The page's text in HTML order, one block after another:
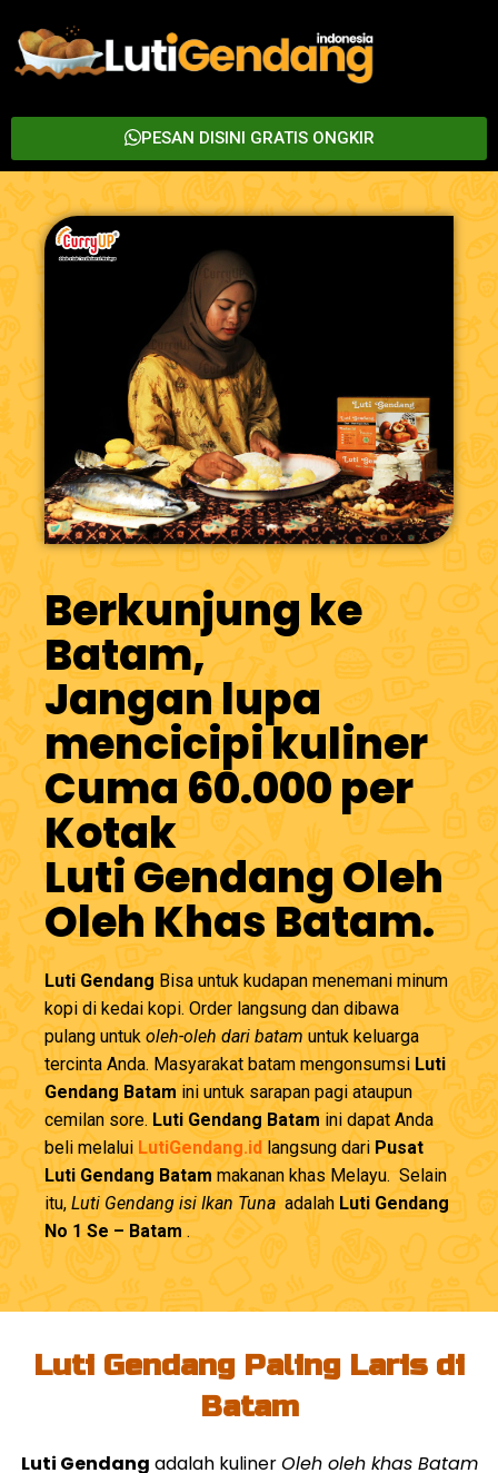
PESAN DISINI GRATIS ONGKIR
Berkunjung ke
Batam,
Jangan lupa
mencicipi kuliner
Cuma 60.000 per
Kotak
Luti Gendang Oleh
Oleh Khas Batam.
Luti GendangBisa untuk kudapan menemani minum
kopi di kedai kopi. Order langsung dan dibawa
pulang untukoleh-oleh dari batamuntuk keluarga
tercinta Anda. Masyarakat batam mengonsumsi Luti
Gendang Batamini untuk sarapan pagi ataupun
cemilan sore. Luti Gendang Batamini dapat Anda
beli melalui LutiGendang.id langsung dari Pusat
Luti Gendang Batammakanan khas Melayu. Selain
itu, Luti Gendang isi Ikan Tunaadalah Luti Gendang
No 1 Se – Batam.
Luti Gendang Paling Laris di
Batam
Luti Gendang adalah kulinerOleh oleh khas Batam